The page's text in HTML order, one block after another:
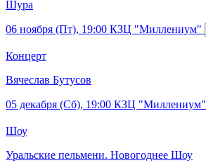
Шура
06 ноября (Пт), 19:00 КЗЦ "Миллениум"
Концерт
Вячеслав Бутусов
05 декабря (Сб), 19:00 КЗЦ "Миллениум"
Шоу
Уральские пельмени. Новогоднее Шоу